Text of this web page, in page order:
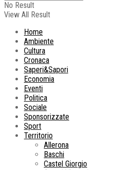
No Result
View All Result
Home
Ambiente
Cultura
Cronaca
Saperi&Sapori
Economia
Eventi
Politica
Sociale
Sponsorizzate
Sport
Territorio
Allerona
Baschi
Castel Giorgio